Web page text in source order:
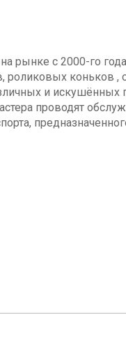
рынке с 2000-го
коньков ,
и искушённых
проводят